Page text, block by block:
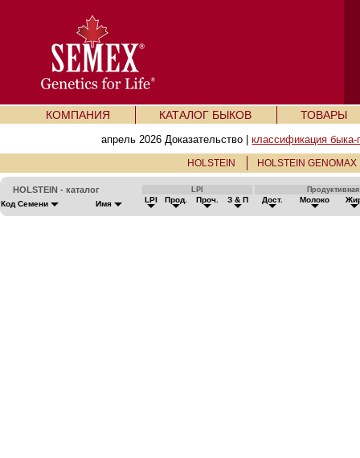
КОМПАНИЯ КАТАЛОГ БЫКОВ ТОВАРЫ
апрель 2026 Доказательство |классификация
HOLSTEIN HOLSTEIN GENOMAX
HOLSTEIN - каталог LPI
Код Семени Имя LPI Прод. Проч. З & П Дост. Молоко